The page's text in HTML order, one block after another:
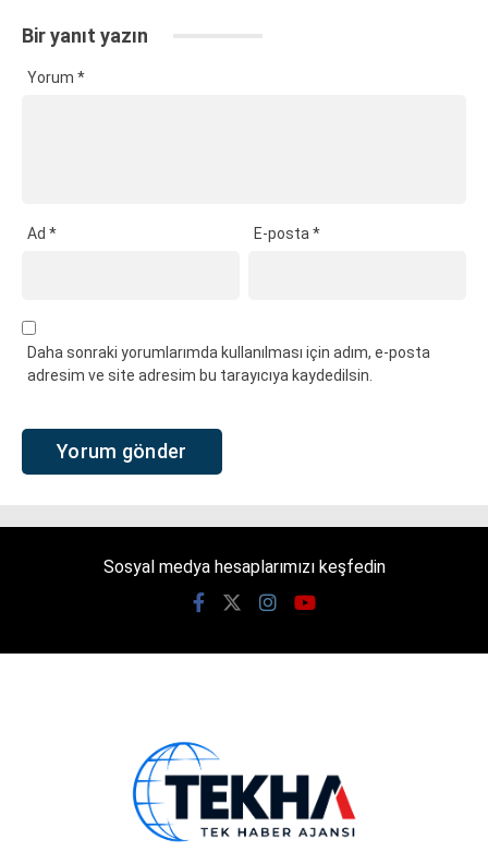
Bir yanıt yazın
Yorum *
Ad * E-posta*
Daha sonraki yorumlarımda kullanılması için adım, e-posta
adresim ve site adresim bu tarayıcıya kaydedilsin.
Sosyal medya hesaplarımızı keşfedin